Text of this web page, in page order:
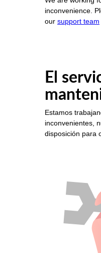
inconvenience.
our support team
El
Estamos
inconvenientes,
disposición para